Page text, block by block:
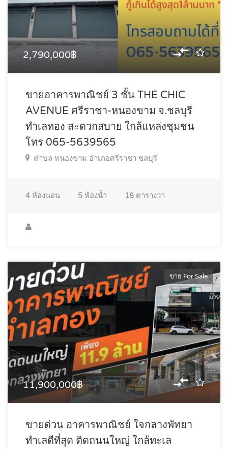
2,790,000฿
ขายอาคารพาณิชย์ 3 ชั้น THE CHIC
AVENUE ศรีราชา-หนองขาม จ.ชลบุรี
ทำเลทอง สะดวกสบาย ใกล้แหล่งชุมชน
โทร 065-5639565
ตำบล หนองขาม อำเภอศรีราชา ชลบุรี
4 ห้องนอน 5 ห้องน้ำ 18 ตารางวา
ขาย For Sale
11,900,000฿
ขายด่วน อาคารพาณิชย์ ใจกลางพัทยา
ทำเลดีที่สุด ติดถนนใหญ่ ใกล้ทะเล